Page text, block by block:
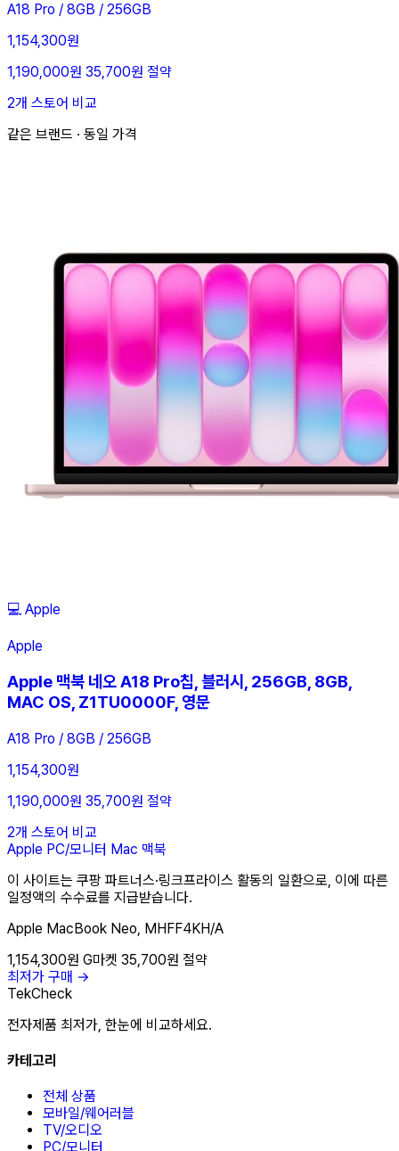
A18 Pro / 8GB / 256GB
1,154,300원
1,190,000원 35,700원 절약
2개 스토어 비교
같은 브랜드 · 동일 가격
💻 Apple
Apple
Apple 맥북 네오 A18 Pro칩, 블러시, 256GB, 8GB,
MAC OS, Z1TU0000F, 영문
A18 Pro / 8GB / 256GB
1,154,300원
1,190,000원 35,700원 절약
2개 스토어 비교
Apple PC/모니터 Mac 맥북
이 사이트는 쿠팡 파트너스·링크프라이스 활동의 일환으로, 이에 따른
일정액의 수수료를 지급받습니다.
Apple MacBook Neo, MHFF4KH/A
1,154,300원 G마켓 35,700원 절약
최저가 구매 →
TekCheck
전자제품 최저가, 한눈에 비교하세요.
카테고리
전체 상품
모바일/웨어러블
TV/오디오
PC/모니터